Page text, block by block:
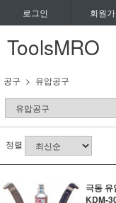
로그인 회원
ToolsMRO
공구 유압공구
정렬
극동 유
KDM-